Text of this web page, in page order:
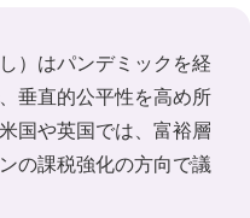
）はパンデミックを経
垂直的公平性を高め所
国や英国では、富裕層
の課税強化の方向で議